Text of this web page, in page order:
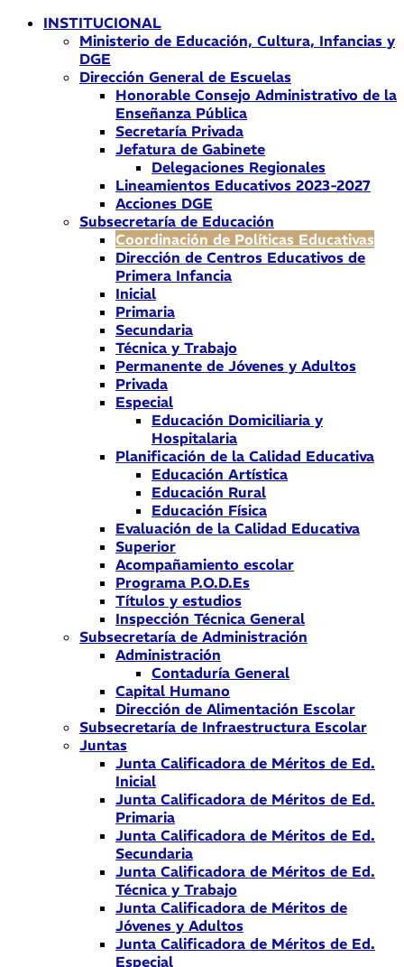
INSTITUCIONAL
Ministerio de Educación, Cultura, Infancias y
DGE
Dirección General de Escuelas
Honorable Consejo Administrativo de la
Enseñanza Pública
Secretaría Privada
Jefatura de Gabinete
Delegaciones Regionales
Lineamientos Educativos 2023-2027
Acciones DGE
Subsecretaría de Educación
Coordinación de Políticas Educativas
Dirección de Centros Educativos de
Primera Infancia
Inicial
Primaria
Secundaria
Técnica y Trabajo
Permanente de Jóvenes y Adultos
Privada
Especial
Educación Domiciliaria y
Hospitalaria
Planificación de la Calidad Educativa
Educación Artística
Educación Rural
Educación Física
Evaluación de la Calidad Educativa
Superior
Acompañamiento escolar
Programa P.O.D.Es
Títulos y estudios
Inspección Técnica General
Subsecretaría de Administración
Administración
Contaduría General
Capital Humano
Dirección de Alimentación Escolar
Subsecretaría de Infraestructura Escolar
Juntas
Junta Calificadora de Méritos de Ed.
Inicial
Junta Calificadora de Méritos de Ed.
Primaria
Junta Calificadora de Méritos de Ed.
Secundaria
Junta Calificadora de Méritos de Ed.
Técnica y Trabajo
Junta Calificadora de Méritos de
Jóvenes y Adultos
Junta Calificadora de Méritos de Ed.
Especial